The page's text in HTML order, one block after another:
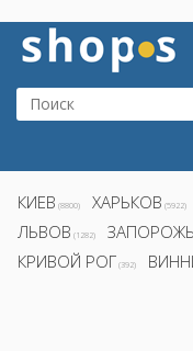
КИЕВ (8800) ХАРЬКОВ (5922)
ЛЬВОВ (1282)
КРИВОЙ РОГ (392)